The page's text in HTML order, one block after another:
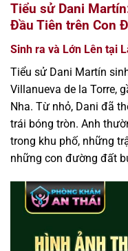
Tiểu sử Dani
Đầu Tiên trên Con
Sinh ra và Lớn Lên tại
Tiểu sử Dani Martín
Villanueva de la Torre,
Nha. Từ nhỏ, Dani đã
trái bóng tròn. Anh
trong khu phố, những
những con đường đất